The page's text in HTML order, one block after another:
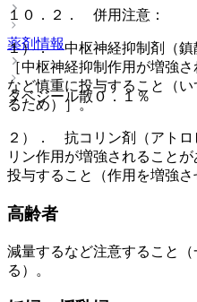
薬剤情報
タベジール散０．１％
１０．２． 併用注意：
１）． 中枢神経抑制剤（鎮
［中枢神経抑制作用が増強
など慎重に投与すること（
るため）］。
２）． 抗コリン剤（アトロ
リン作用が増強されること
投与すること（作用を増強さ
高齢者
減量するなど注意すること
る）。